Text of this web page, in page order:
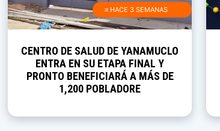
≡ HACE 3 SEMANAS
CENTRO DE SALUD DE YANAMUCLO
ENTRA EN SU ETAPA FINAL Y
PRONTO BENEFICIARÁ A MÁS DE
1,200 POBLADORE